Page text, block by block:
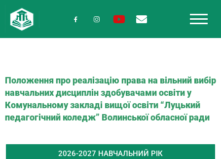
Положення про реалізацію права на вільний вибір
навчальних дисциплін здобувачами освіти у
Комунальному закладі вищої освіти “Луцький
педагогічний коледж” Волинської обласної ради
2026-2027 НАВЧАЛЬНИЙ РІК